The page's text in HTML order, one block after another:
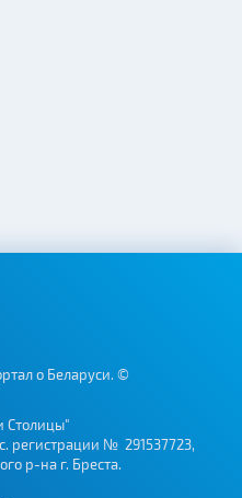
о Беларуси. ©
Столицы"
регистрации № 291537723,
р-на г. Бреста.